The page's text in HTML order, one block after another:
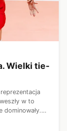
Wielki tie-
w to
dominowały.
tie-